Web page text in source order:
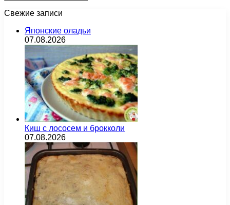
Свежие записи
Японские оладьи
07.08.2026
Киш с лососем и брокколи
07.08.2026